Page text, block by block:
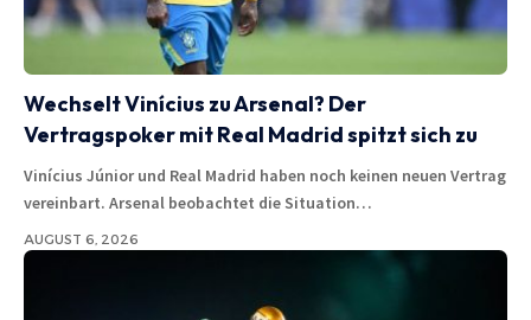
Wechselt Vinícius zu Arsenal? Der
Vertragspoker mit Real Madrid spitzt sich zu
Vinícius Júnior und Real Madrid haben noch keinen neuen Vertrag
vereinbart. Arsenal beobachtet die Situation…
AUGUST 6, 2026